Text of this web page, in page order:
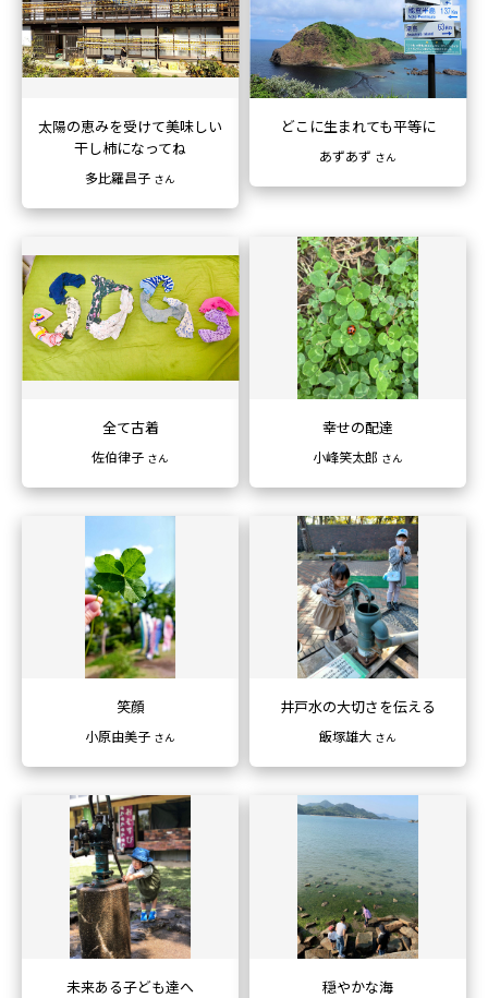
太陽の恵みを受けて美味しい
干し柿になってね
多比羅昌子 さん
どこに生まれても平等に
あずあず さん
全て古着
佐伯律子 さん
幸せの配達
小峰笑太郎 さん
笑顔
小原由美子 さん
井戸水の大切さを伝える
飯塚雄大 さん
未来ある子ども達へ 穏やかな海